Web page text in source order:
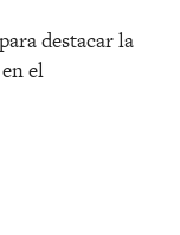
destacar la
el